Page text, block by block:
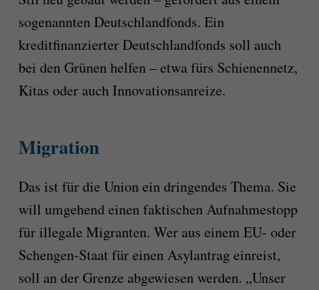
sogenannten Deutschlandfonds. Ein
kreditfinanzierter Deutschlandfonds soll auch
bei den Grünen helfen – etwa fürs Schienennetz,
Kitas oder auch Innovationsanreize.
Migration
Das ist für die Union ein dringendes Thema. Sie
will umgehend einen faktischen Aufnahmestopp
für illegale Migranten. Wer aus einem EU- oder
Schengen-Staat für einen Asylantrag einreist,
soll an der Grenze abgewiesen werden. „Unser